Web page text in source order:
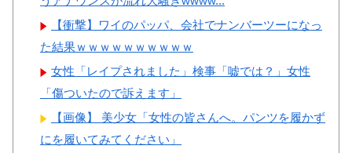
Powered by livedoor 相互RSS
【衝撃】ワイのパッパ、会社でナンバーツーになっ
た結果ｗｗｗｗｗｗｗｗｗｗ
女性「レイプされました」検事「嘘では？」女性
「傷ついたので訴えます」
【画像】 美少女「女性の皆さんへ。パンツを履かず
にを履いてみてください」